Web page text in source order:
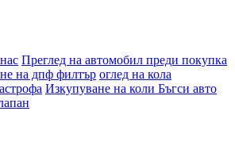
Преглед на автомобил преди покупка
на дпф филтър оглед на кола
Изкупуване на коли Бъгси авто